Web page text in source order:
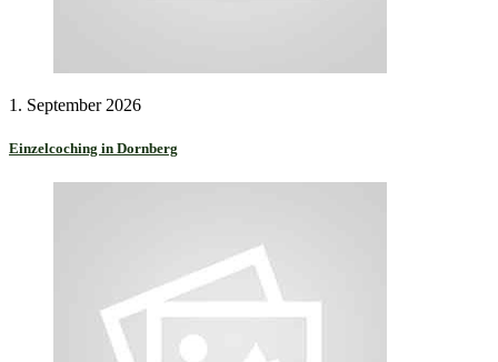
1. September 2026
Einzelcoching in Dornberg